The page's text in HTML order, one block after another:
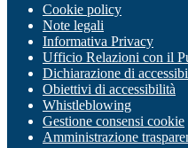
Cookie policy
Note legali
Informativa Privacy
Ufficio Relazioni con il
Dichiarazione di
Obiettivi di accessibilità
Whistleblowing
Gestione consensi cookie
Amministrazione